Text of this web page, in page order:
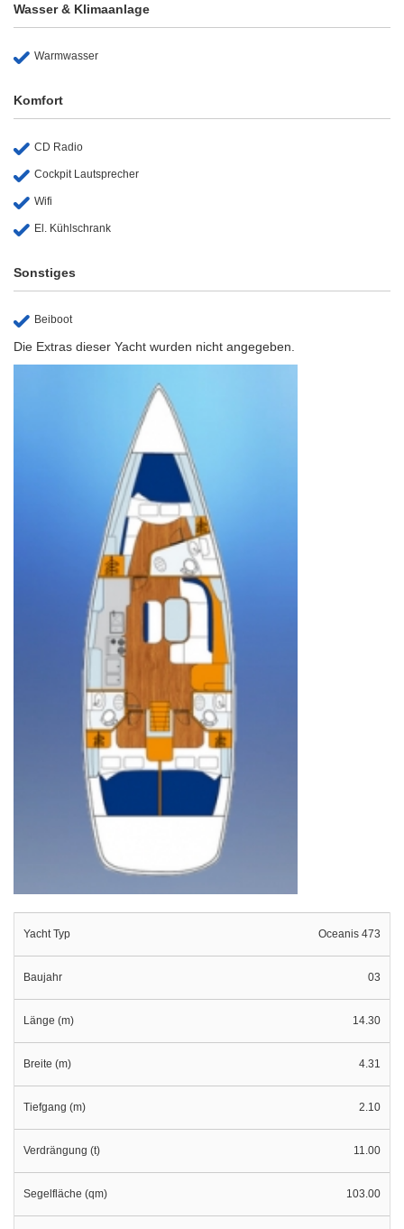
Wasser & Klimaanlage
Warmwasser
Komfort
CD Radio
Cockpit Lautsprecher
Wifi
El. Kühlschrank
Sonstiges
Beiboot
Die Extras dieser Yacht wurden nicht angegeben.
Yacht Typ Oceanis 473
Baujahr 03
Länge (m) 14.30
Breite (m) 4.31
Tiefgang (m) 2.10
Verdrängung (t) 11.00
Segelfläche (qm) 103.00